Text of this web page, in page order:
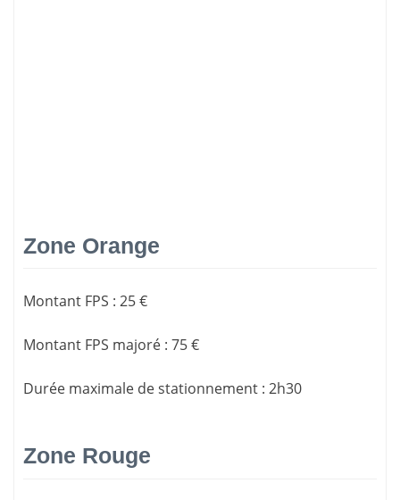
Zone Orange
Montant FPS : 25 €
Montant FPS majoré : 75 €
Durée maximale de stationnement : 2h30
Zone Rouge